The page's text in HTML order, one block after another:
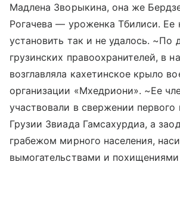
Мадлена Зворыкина, она же
Рогачева — уроженка Тбилиси. Ее
установить так и не удалось. ~По
грузинских правоохранителей, в
возглавляла кахетинское крыло
организации «Мхедриони». ~Ее
участвовали в свержении первого
Грузии Звиада Гамсахурдиа, а
грабежом мирного населения,
вымогательствами и